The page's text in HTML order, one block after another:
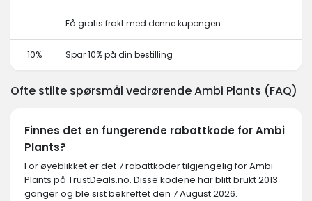
Få gratis frakt med denne kupongen
10% Spar 10% på din bestilling
Ofte stilte spørsmål vedrørende Ambi Plants (FAQ)
Finnes det en fungerende rabattkode for Ambi
Plants?
For øyeblikket er det 7 rabattkoder tilgjengelig for Ambi
Plants på TrustDeals.no. Disse kodene har blitt brukt 2013
ganger og ble sist bekreftet den 7 August 2026.